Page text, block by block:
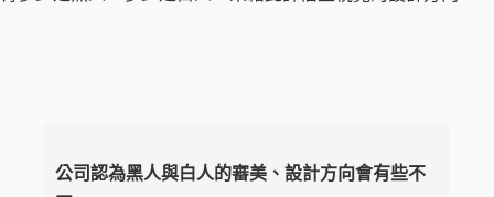
公司認為黑人與白人的審美、設計方向會有些不